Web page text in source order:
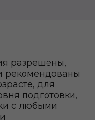
разрешены,
рекомендованы
для
подготовки,
с любыми